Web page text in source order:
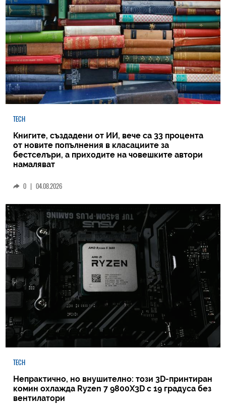
TECH
Книгите, създадени от ИИ, вече са 33 процента
от новите попълнения в класациите за
бестселъри, а приходите на човешките автори
намаляват
0 | 04.08.2026
TECH
Непрактично, но внушително: този 3D-принтиран
комин охлажда Ryzen 7 9800X3D с 19 градуса без
вентилатори